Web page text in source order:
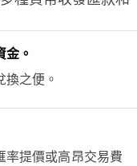
。
之便。
率提價或高昂交易費